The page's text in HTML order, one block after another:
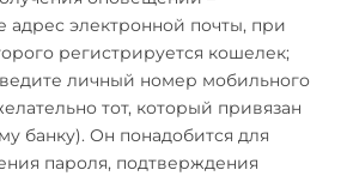
адрес электронной почты, при
регистрируется кошелек;
личный номер мобильного
тот, который привязан
банку). Он понадобится для
пароля, подтверждения